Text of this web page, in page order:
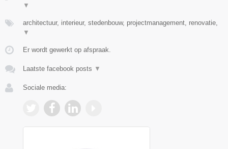
▼
architectuur, interieur, stedenbouw, projectmanagement, renovatie,
▼
Er wordt gewerkt op afspraak.
Laatste facebook posts ▼
Sociale media: